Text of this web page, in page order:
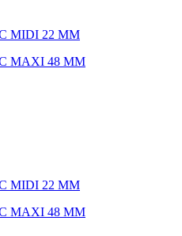
MIDI 22 ММ
MAXI 48 ММ
MIDI 22 ММ
MAXI 48 ММ